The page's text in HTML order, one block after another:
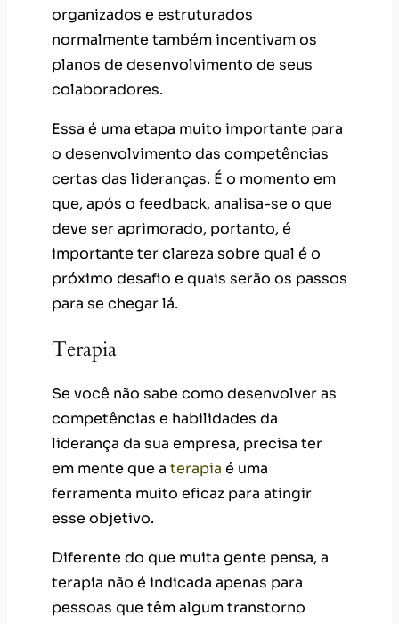
organizados e estruturados
normalmente também incentivam os
planos de desenvolvimento de seus
colaboradores.
Essa é uma etapa muito importante para
o desenvolvimento das competências
certas das lideranças. É o momento em
que, após o feedback, analisa-se o que
deve ser aprimorado, portanto, é
importante ter clareza sobre qual é o
próximo desafio e quais serão os passos
para se chegar lá.
Terapia
Se você não sabe como desenvolver as
competências e habilidades da
liderança da sua empresa, precisa ter
em mente que a terapia é uma
ferramenta muito eficaz para atingir
esse objetivo.
Diferente do que muita gente pensa, a
terapia não é indicada apenas para
pessoas que têm algum transtorno